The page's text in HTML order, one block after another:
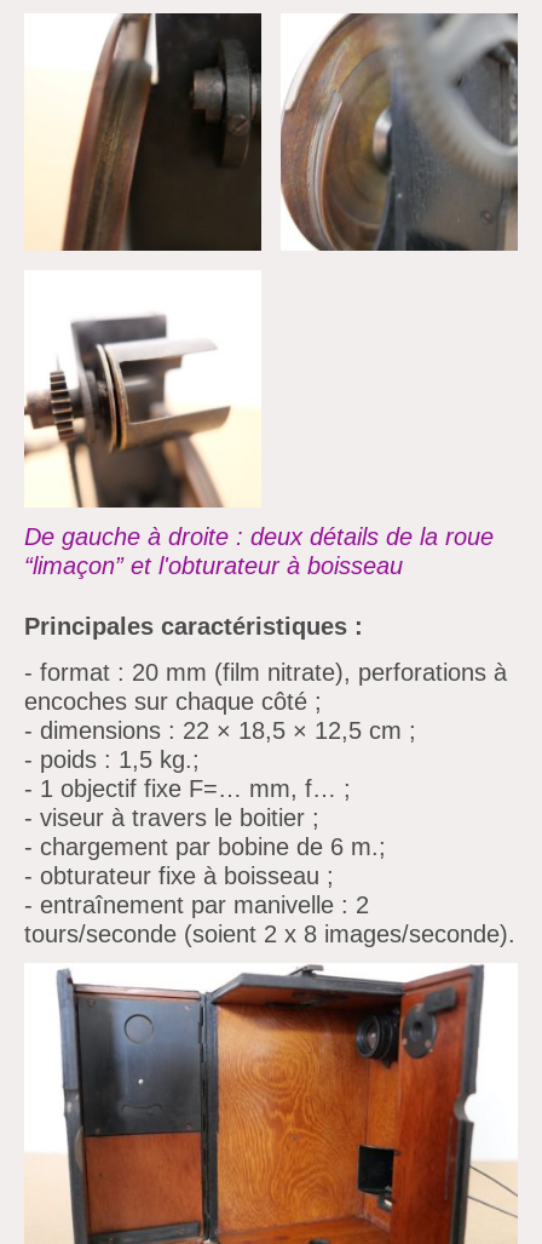
De gauche à droite : deux détails de la roue
“limaçon” et l'obturateur à boisseau
Principales caractéristiques :
- format : 20 mm (film nitrate), perforations à
encoches sur chaque côté ;
- dimensions : 22 × 18,5 × 12,5 cm ;
- poids : 1,5 kg.;
- 1 objectif fixe F=… mm, f… ;
- viseur à travers le boitier ;
- chargement par bobine de 6 m.;
- obturateur fixe à boisseau ;
- entraînement par manivelle : 2
tours/seconde (soient 2 x 8 images/seconde).